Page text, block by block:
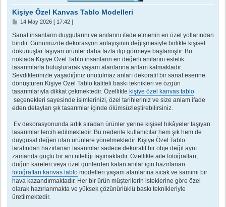
Kişiye Özel Kanvas Tablo Modelleri
M
s
a
j
14 May 2026 [ 17:42 ]
Sanat insanların duygularını ve anılarını ifade etmenin en özel yollarından
biridir. Günümüzde dekorasyon anlayışının değişmesiyle birlikte kişisel
dokunuşlar taşıyan ürünler daha fazla ilgi görmeye başlamıştır. Bu
noktada Kişiye Özel Tablo insanların en değerli anılarını estetik
tasarımlarla buluşturarak yaşam alanlarına anlam katmaktadır.
Sevdiklerinizle yaşadığınız unutulmaz anları dekoratif bir sanat eserine
dönüştüren Kişiye Özel Tablo kaliteli baskı teknikleri ve özgün
tasarımlarıyla dikkat çekmektedir. Özellikle kişiye özel kanvas tablo
seçenekleri sayesinde isimlerinizi, özel tarihleriniz ve size anlam ifade
eden detayları şık tasarımlar içinde ölümsüzleştirebilirsiniz.
Ev dekorasyonunda artık sıradan ürünler yerine kişisel hikâyeler taşıyan
tasarımlar tercih edilmektedir. Bu nedenle kullanıcılar hem şık hem de
duygusal değeri olan ürünlere yönelmektedir. Kişiye Özel Tablo
tarafından hazırlanan tasarımlar sadece dekoratif bir obje değil aynı
zamanda güçlü bir anı niteliği taşımaktadır. Özellikle aile fotoğrafları,
düğün kareleri veya özel günlerden kalan anılar için hazırlanan
fotoğraftan kanvas tablo modelleri yaşam alanlarına sıcak ve samimi bir
hava kazandırmaktadır. Her bir ürün müşterilerin isteklerine göre özel
olarak hazırlanmakta ve yüksek çözünürlüklü baskı teknikleriyle
üretilmektedir.